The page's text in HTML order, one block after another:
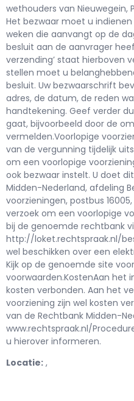
wethouders van Nieuwegein,
Het bezwaar moet u
weken die aanvangt op de
besluit aan de aanvrager
verzending’ staat hierboven
stellen moet u
besluit. Uw bezwaarschrift
adres, de datum, de reden
handtekening. Geef verder
gaat, bijvoorbeeld door de
vermelden.Voorlopige
van de vergunning tijdelijk
om een voorlopige
ook bezwaar instelt. U doet
Midden-Nederland, afdeling
voorzieningen, postbus
verzoek om een voorlopige
bij de genoemde rechtbank
http://loket.rechtspraak.nl/
wel beschikken over een
Kijk op de genoemde site
voorwaarden.KostenAan het
kosten verbonden. Aan het
voorziening zijn wel kosten
van de Rechtbank Midden-
www.rechtspraak.nl/
u hierover informeren.
Locatie: ,